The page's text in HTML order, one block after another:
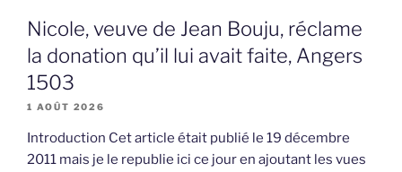
Nicole, veuve de Jean Bouju, réclame
la donation qu’il lui avait faite, Angers
1503
1 AOÛT 2026
Introduction Cet article était publié le 19 décembre
2011 mais je le republie ici ce jour en ajoutant les vues